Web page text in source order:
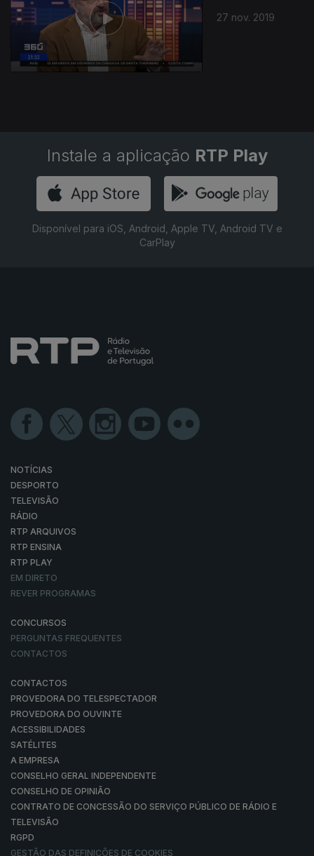
27 nov. 2019
Instale a aplicação RTP Play
Disponível para iOS, Android, Apple TV, Android TV e
CarPlay
NOTÍCIAS
DESPORTO
TELEVISÃO
RÁDIO
RTP ARQUIVOS
RTP ENSINA
RTP PLAY
EM DIRETO
REVER PROGRAMAS
CONCURSOS
PERGUNTAS FREQUENTES
CONTACTOS
CONTACTOS
PROVEDORA DO TELESPECTADOR
PROVEDORA DO OUVINTE
ACESSIBILIDADES
SATÉLITES
A EMPRESA
CONSELHO GERAL INDEPENDENTE
CONSELHO DE OPINIÃO
CONTRATO DE CONCESSÃO DO SERVIÇO PÚBLICO DE RÁDIO E
TELEVISÃO
RGPD
GESTÃO DAS DEFINIÇÕES DE COOKIES